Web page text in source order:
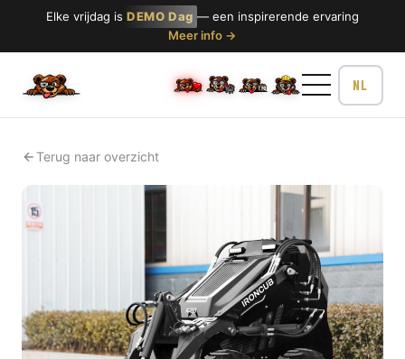
Elke vrijdag isDEMO Dag — een inspirerende ervaring
Meer info →
Terug naar overzicht